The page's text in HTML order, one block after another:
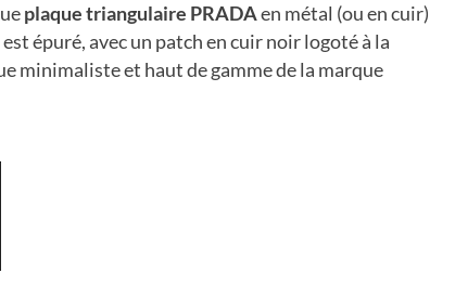
plaque triangulaire PRADAen métal (ou en cuir)
épuré, avec un patch en cuir noir logoté à la
minimaliste et haut de gamme de la marque